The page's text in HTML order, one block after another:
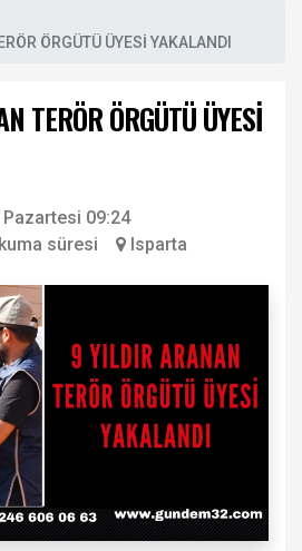
ÖRGÜTÜ ÜYESİ YAKALANDI
TERÖR ÖRGÜTÜ ÜYESİ
09:24
süresi Isparta